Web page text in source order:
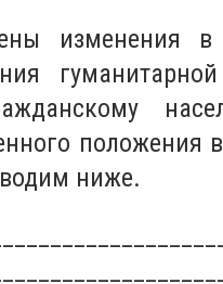
изменения в
положения
ниже.